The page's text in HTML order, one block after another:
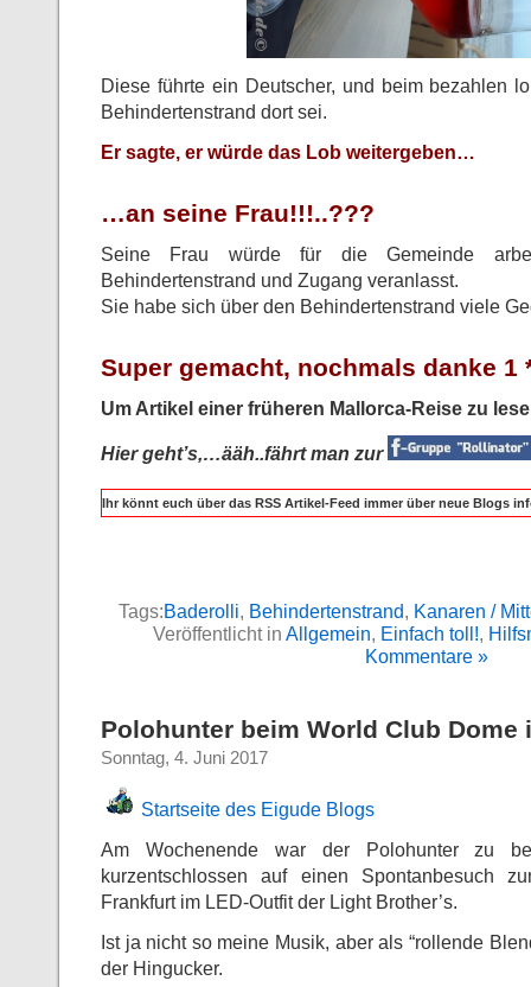
Diese führte ein Deutscher, und beim bezahlen
Behindertenstrand dort sei.
Er sagte, er würde das Lob weitergeben…
…an seine Frau!!!..???
Seine Frau würde für die Gemeinde
Behindertenstrand und Zugang veranlasst.
Sie habe sich über den Behindertenstrand viele
Super gemacht, nochmals danke 1
Um Artikel einer früheren Mallorca-Reise zu
Hier geht’s,…ääh..fährt man zur
Ihr könnt euch über das RSS Artikel-Feed immer über neue Blogs
Tags:Baderolli, Behindertenstrand, Kanaren /
Veröffentlicht in Allgemein, Einfach toll!,
Kommentare »
Polohunter beim World Club Dome
Sonntag, 4. Juni 2017
Startseite des Eigude Blogs
Am Wochenende war der Polohunter zu
kurzentschlossen auf einen Spontanbesuch
Frankfurt im LED-Outfit der Light Brother’s.
Ist ja nicht so meine Musik, aber als “rollende
der Hingucker.